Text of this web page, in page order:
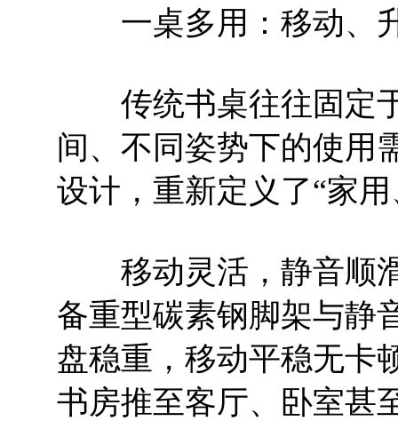
一桌多用：移动、升
传统书桌往往固定于
间、不同姿势下的使用
设计，重新定义了“家
移动灵活，静音顺滑
备重型碳素钢脚架与静
盘稳重，移动平稳无卡
书房推至客厅、卧室甚